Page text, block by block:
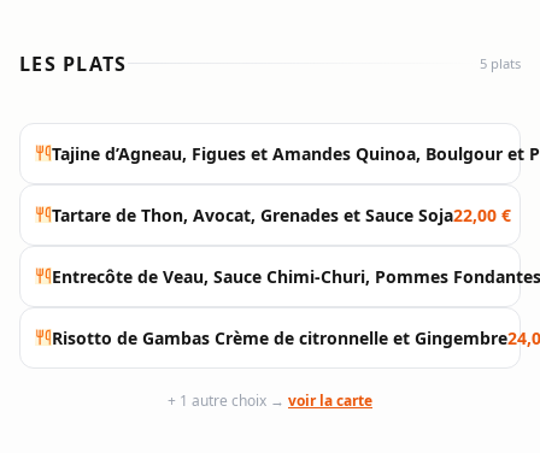
LES PLATS 5 plats
Tajine d’Agneau, Figues et Amandes Quinoa, Boulgour et
Tartare de Thon, Avocat, Grenades et Sauce Soja22,00 €
Entrecôte de Veau, Sauce Chimi-Churi, Pommes
Risotto de Gambas Crème de citronnelle et Gingembre
+ 1 autre choix → voir la carte